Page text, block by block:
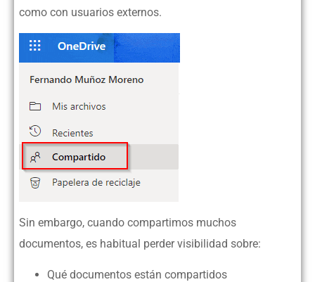
como con usuarios externos.
Sin embargo, cuando compartimos muchos
documentos, es habitual perder visibilidad sobre:
Qué documentos están compartidos